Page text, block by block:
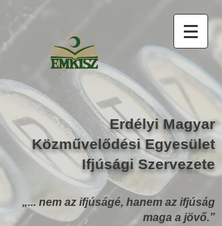
Erdélyi Magyar
Közművelődési Egyesület
Ifjúsági Szervezete
„... nem az ifjúságé, hanem az ifjúság
maga a jövő.”